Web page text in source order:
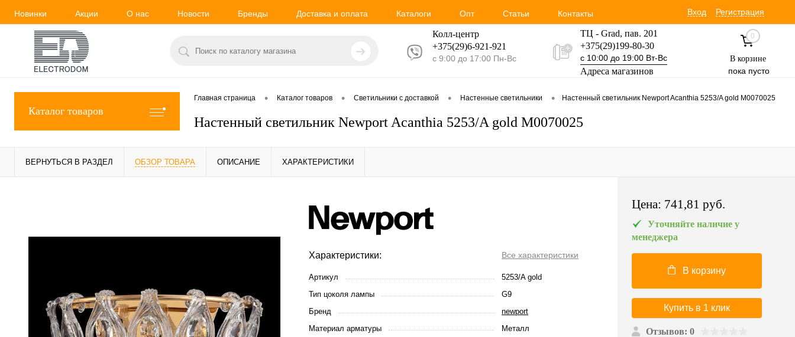
Новинки Акции О нас Новости Бренды Доставка и оплата Каталоги Опт Статьи Контакты Вход Регистрация
Колл-центр
+375(29)6-921-921
с 9:00 до 17:00 Пн-Вс
ТЦ - Grad, пав. 201
+375(29)199-80-30
с 10:00 до 19:00 Вт-Вс
Адреса магазинов
+375(29)354-30-60
0
В корзине
пока пусто
Каталог товаров
Главная страница • Каталог товаров • Светильники с доставкой • Настенные светильники • Настенный светильник Newport Acanthia 5253/A gold М0070025
Настенный светильник Newport Acanthia 5253/A gold М0070025
ВЕРНУТЬСЯ В РАЗДЕЛ ОБЗОР ТОВАРА ОПИСАНИЕ ХАРАКТЕРИСТИКИ
Характеристики: Все характеристики
Артикул
5253/A gold
Тип цоколя лампы
G9
Бренд
newport
Материал арматуры
Металл
Цена: 741,81 pуб.
Уточняйте наличие у
менеджера
В корзину
Купить в 1 клик
Отзывов: 0